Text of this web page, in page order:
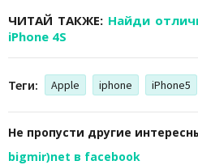
ЧИТАЙ ТАКЖЕ: Найди
iPhone 4S
Теги: Apple iphone iPhone5
Не пропусти другие
bigmir)net в facebook